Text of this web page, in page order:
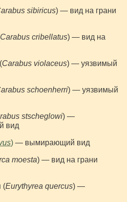
sibiricus) — вид на грани
Carabus cribellatus) — вид на
Carabus violaceus) — уязвимый
schoenherri) — уязвимый
stscheglowi) —
вид
) — вымирающий вид
moesta) — вид на грани
(Eurythyrea quercus) —